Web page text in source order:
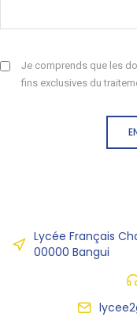
Je comprends que les
fins exclusives du
Lycée Français
00000 Bangui